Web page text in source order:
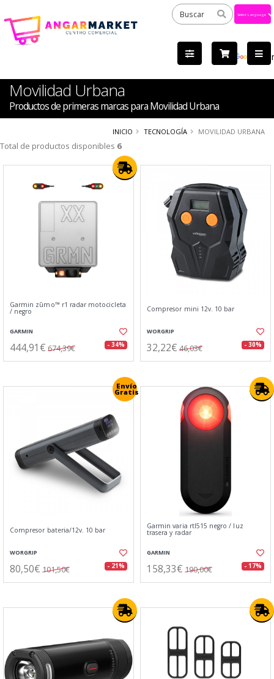
by
Movilidad Urbana
Productos de primeras marcas para Movilidad Urbana
INICIO TECNOLOGÍA MOVILIDAD URBANA
Total de productos disponibles 6
Garmin zūmo™ r1 radar motocicleta
/ negro
GARMIN
444,91€ 674,39€ - 34%
Compresor mini 12v. 10 bar
WORGRIP
32,22€ 46,03€ - 30%
Envío
Gratis
Compresor bateria/12v. 10 bar
WORGRIP
80,50€ 101,50€ - 21%
Garmin varia rtl515 negro / luz
trasera y radar
GARMIN
158,33€ 190,00€ - 17%